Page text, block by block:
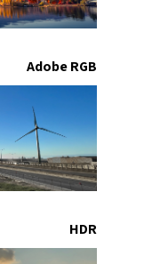
Adobe RGB
HDR